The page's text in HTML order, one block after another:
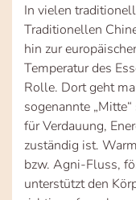
In vielen
Traditionellen
hin zur
Temperatur des
Rolle. Dort geht
sogenannte
für Verdauung,
zuständig ist.
bzw. Agni-Fluss,
unterstützt den